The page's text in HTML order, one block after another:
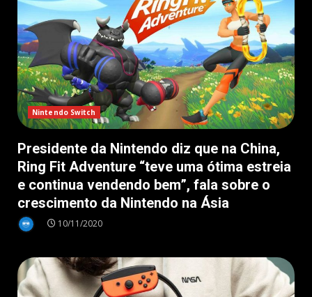
Nintendo Switch
Presidente da Nintendo diz que na China,
Ring Fit Adventure “teve uma ótima estreia
e continua vendendo bem”, fala sobre o
crescimento da Nintendo na Ásia
10/11/2020